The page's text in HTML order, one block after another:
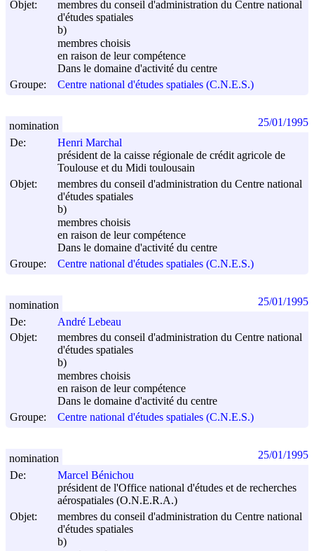
Objet:
membres du conseil d'administration du Centre national
d'études spatiales
b)
membres choisis
en raison de leur compétence
Dans le domaine d'activité du centre
Groupe:
Centre national d'études spatiales (C.N.E.S.)
De:
Henri Marchal
président de la caisse régionale de crédit agricole de
Toulouse et du Midi toulousain
Objet:
membres du conseil d'administration du Centre national
d'études spatiales
b)
membres choisis
en raison de leur compétence
Dans le domaine d'activité du centre
Groupe:
Centre national d'études spatiales (C.N.E.S.)
nomination 25/01/1995
De:
André Lebeau
Objet:
membres du conseil d'administration du Centre national
d'études spatiales
b)
membres choisis
en raison de leur compétence
Dans le domaine d'activité du centre
Groupe:
Centre national d'études spatiales (C.N.E.S.)
nomination 25/01/1995
De:
Marcel Bénichou
président de l'Office national d'études et de recherches
aérospatiales (O.N.E.R.A.)
Objet:
membres du conseil d'administration du Centre national
d'études spatiales
b)
nomination 25/01/1995